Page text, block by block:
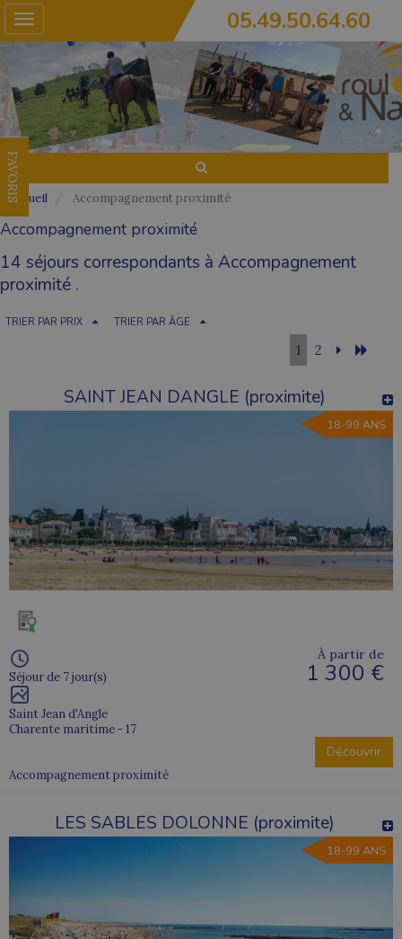
Toggle
navigation
05.49.50.64.60
FAVORIS
Accueil Accompagnement proximité
Accompagnement proximité
14 séjours correspondants à Accompagnement
proximité .
TRIER PAR PRIX TRIER PAR ÂGE
1 2
SAINT JEAN DANGLE (proximite)
18-99 ANS
Séjour de 7 jour(s)
Saint Jean d'Angle
Charente maritime - 17
À partir de
1 300 €
Découvrir
Accompagnement proximité
LES SABLES DOLONNE (proximite)
18-99 ANS